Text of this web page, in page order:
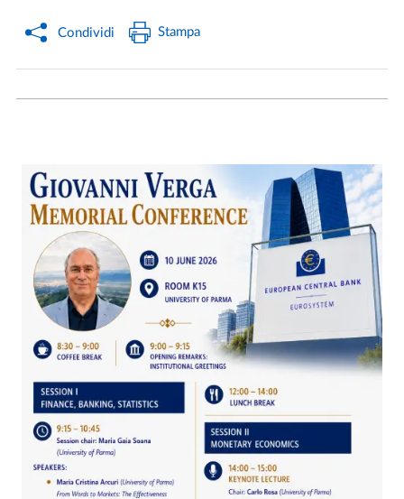
Condividi Stampa